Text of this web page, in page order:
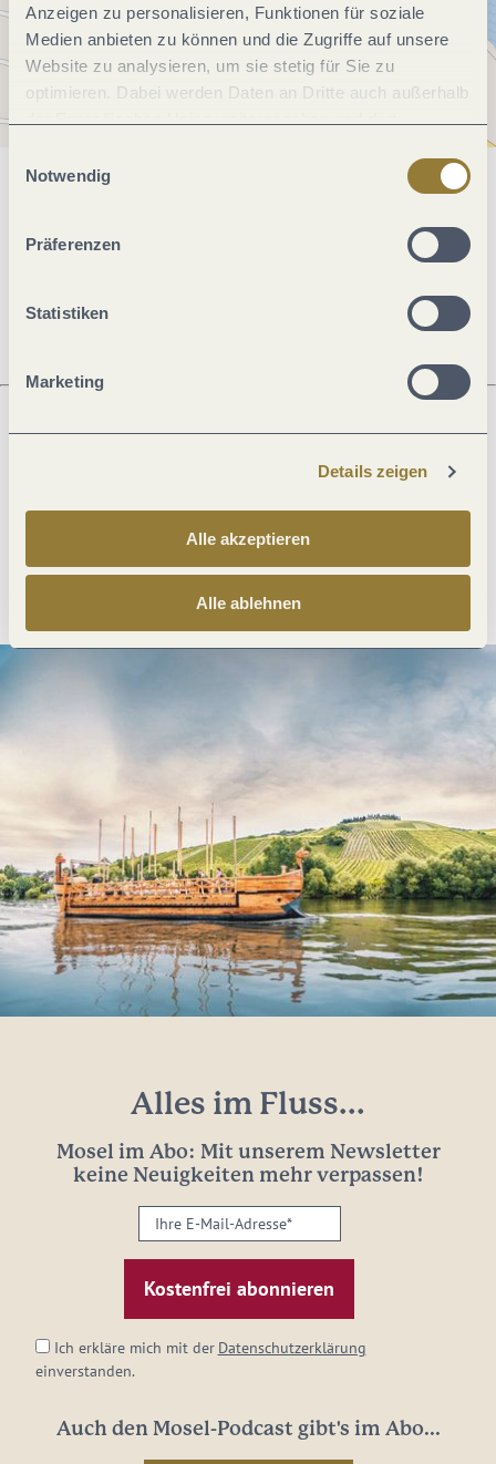
Anzeigen zu personalisieren, Funktionen für soziale
Medien anbieten zu können und die Zugriffe auf unsere
Website zu analysieren, um sie stetig für Sie zu
optimieren. Dabei werden Daten an Dritte auch außerhalb
jederzeit widerrufen werden. Mit der Auswahl "Alle
ablehnen" kann es zu Beeinträchtigungen in der Nutzung
Notwendig
Präferenzen
Statistiken
Marketing
Details zeigen
Alle akzeptieren
Alle ablehnen
Allgemeine Informationen
Anreise planen PDF erzeugen
Alles im Fluss...
Mosel im Abo: Mit unserem Newsletter
keine Neuigkeiten mehr verpassen!
Ihre
E-
Mail-
Adresse:
Ich erkläre mich mit der Datenschutzerklärung
einverstanden.
Auch den Mosel-Podcast gibt's im Abo...